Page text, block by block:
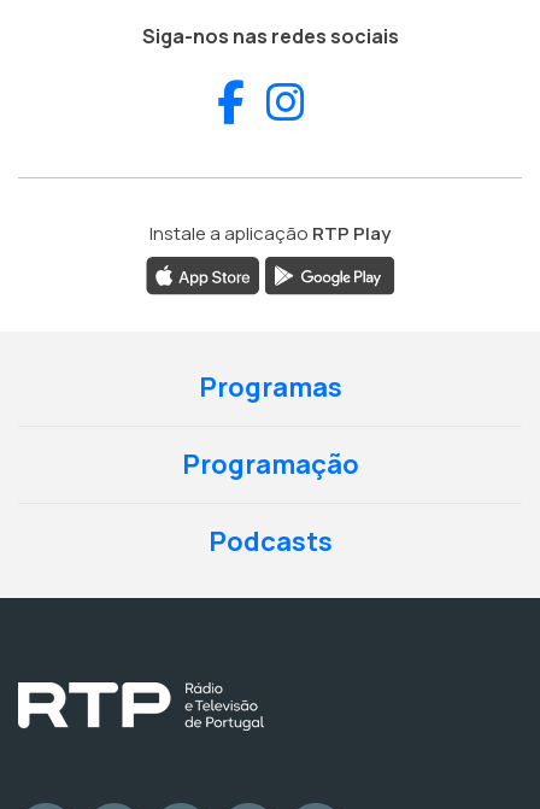
Siga-nos nas redes sociais
Facebook
Instale a aplicação RTP Play
Programas
Programação
Podcasts